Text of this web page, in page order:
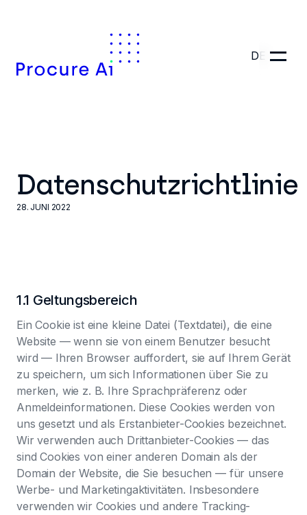
DE
Datenschutzrichtlinie
28. JUNI 2022
1.1 Geltungsbereich
Ein Cookie ist eine kleine Datei (Textdatei), die eine
Website — wenn sie von einem Benutzer besucht
wird — Ihren Browser auffordert, sie auf Ihrem Gerät
zu speichern, um sich Informationen über Sie zu
merken, wie z. B. Ihre Sprachpräferenz oder
Anmeldeinformationen. Diese Cookies werden von
uns gesetzt und als Erstanbieter-Cookies bezeichnet.
Wir verwenden auch Drittanbieter-Cookies — das
sind Cookies von einer anderen Domain als der
Domain der Website, die Sie besuchen — für unsere
Werbe- und Marketingaktivitäten. Insbesondere
verwenden wir Cookies und andere Tracking-